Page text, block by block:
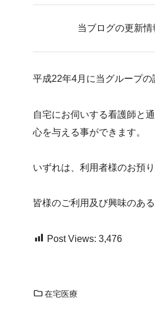
当ブログの更新
平成22年4月に当グループ
自宅にお伺いする看護師と
心を与える事ができます。
いずれは、利用者様のお預
皆様のご利用及び興味のあ
Post Views: 3,476
在宅医療